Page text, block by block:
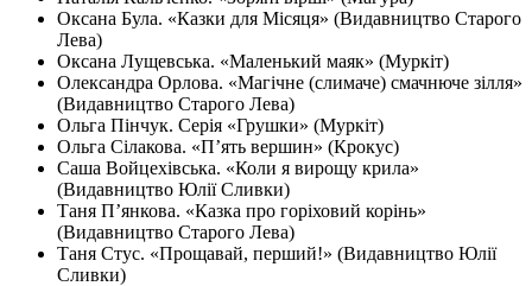
Оксана Була. «Казки для Місяця» (Видавництво Старого
Лева)
Оксана Лущевська. «Маленький маяк» (Муркіт)
Олександра Орлова. «Магічне (слимаче) смачнюче зілля»
(Видавництво Старого Лева)
Ольга Пінчук. Серія «Грушки» (Муркіт)
Ольга Сілакова. «Пʼять вершин» (Крокус)
Саша Войцехівська. «Коли я вирощу крила»
(Видавництво Юлії Сливки)
Таня П’янкова. «Казка про горіховий корінь»
(Видавництво Старого Лева)
Таня Стус. «Прощавай, перший!» (Видавництво Юлії
Сливки)